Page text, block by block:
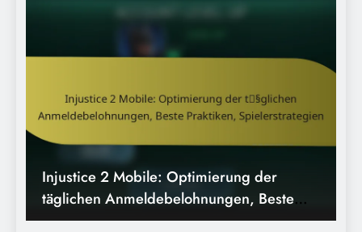
Injustice 2 Mobile: Trends bei täglichen
Anmeldebelohnungen, historische Daten,
zukünftige Vorhersagen